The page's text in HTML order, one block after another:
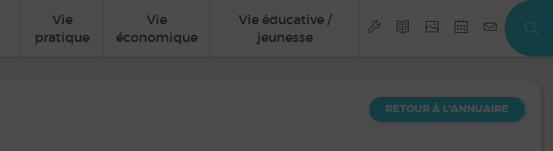
Vie
pratique
Vie
économique
Vie éducative /
jeunesse
RETOUR À L'ANNUAIRE